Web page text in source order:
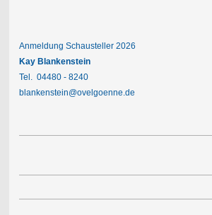
Anmeldung Schausteller 2026
Kay Blankenstein
Tel. 04480 - 8240
blankenstein@ovelgoenne.de